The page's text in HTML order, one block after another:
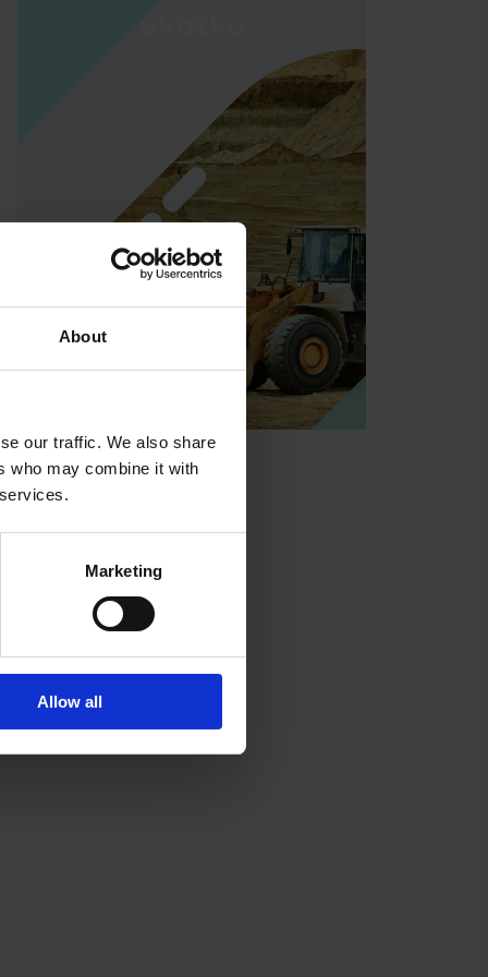
About
our traffic. We also share
who may combine it with
Marketing
Allow all